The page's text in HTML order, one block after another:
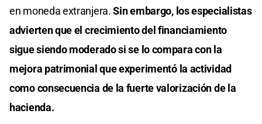
en moneda extranjera.Sin embargo, los especialistas
advierten que el crecimiento del financiamiento
sigue siendo moderado si se lo compara con la
mejora patrimonial que experimentó la actividad
como consecuencia de la fuerte valorización de la
hacienda.